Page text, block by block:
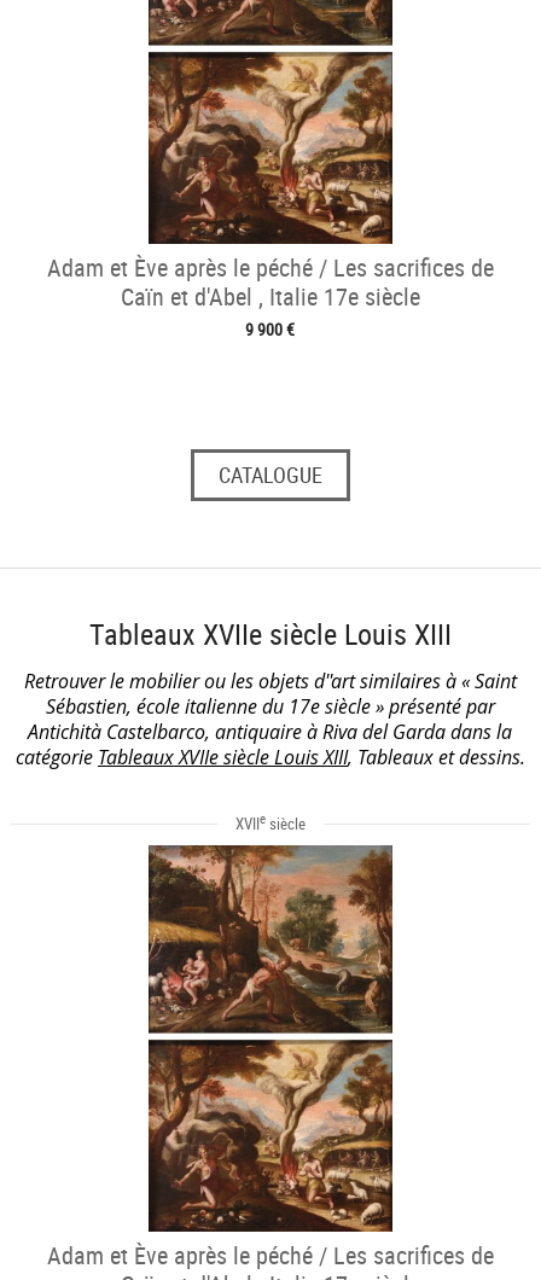
Adam et Ève après le péché / Les sacrifices de
Caïn et d'Abel , Italie 17e siècle
9 900 €
CATALOGUE
Tableaux XVIIe siècle Louis XIII
Retrouver le mobilier ou les objets d''art similaires à « Saint
Sébastien, école italienne du 17e siècle » présenté par
Antichità Castelbarco, antiquaire à Riva del Garda dans la
catégorie Tableaux XVIIe siècle Louis XIII, Tableaux et dessins.
XVIIesiècle
Adam et Ève après le péché / Les sacrifices de